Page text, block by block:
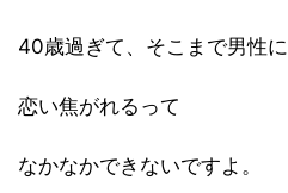
40歳過ぎて、そこまで男性に
恋い焦がれるって
なかなかできないですよ。